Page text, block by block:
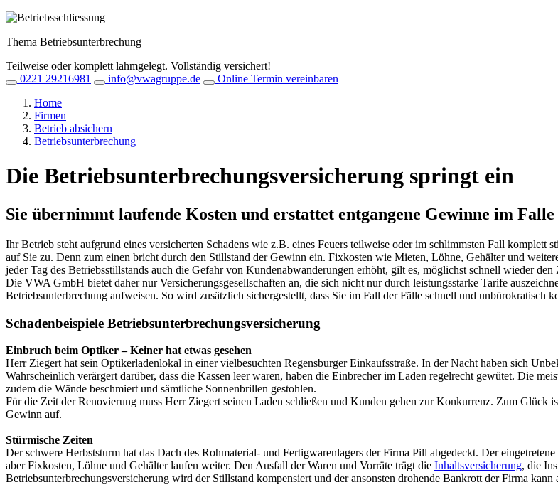
Thema Betriebsunterbrechung
Teilweise oder komplett lahmgelegt. Vollständig versichert!
0221 29216981
info@vwagruppe.de
Online Termin vereinbaren
Home
Firmen
Betrieb absichern
Betriebsunterbrechung
Die Betriebs­unterbrechungs­versicherung springt ein
Sie übernimmt laufende Kosten und erstattet entgangene Gewinne im
Ihr Betrieb steht aufgrund eines versicherten Schadens wie z.B. eines Feuers teilweise oder im schlimmsten Fall komplett
auf Sie zu. Denn zum einen bricht durch den Stillstand der Gewinn ein. Fixkosten wie Mieten, Löhne, Gehälter und
jeder Tag des Betriebsstillstands auch die Gefahr von Kundenabwanderungen erhöht, gilt es, möglichst schnell wieder
Die VWA GmbH bietet daher nur Versicherungsgesellschaften an, die sich nicht nur durch leistungsstarke Tarife
Betriebsunterbrechung aufweisen. So wird zusätzlich sichergestellt, dass Sie im Fall der Fälle schnell und unbürokratisch
Schadenbeispiele Betriebs­unterbrechungs­versicherung
Einbruch beim Optiker – Keiner hat etwas gesehen
Herr Ziegert hat sein Optikerladenlokal in einer vielbesuchten Regensburger Einkaufsstraße. In der Nacht haben sich
Wahrscheinlich verärgert darüber, dass die Kassen leer waren, haben die Einbrecher im Laden regelrecht gewütet. Die
zudem die Wände beschmiert und sämtliche Sonnenbrillen gestohlen.
Für die Zeit der Renovierung muss Herr Ziegert seinen Laden schließen und Kunden gehen zur Konkurrenz. Zum Glück
Gewinn auf.
Stürmische Zeiten
Der schwere Herbststurm hat das Dach des Rohmaterial- und Fertigwarenlagers der Firma Pill abgedeckt. Der
aber Fixkosten, Löhne und Gehälter laufen weiter. Den Ausfall der Waren und Vorräte trägt die Inhaltsversicherung, die
Betriebsunterbrechungsversicherung wird der Stillstand kompensiert und der ansonsten drohende Bankrott der Firma kann